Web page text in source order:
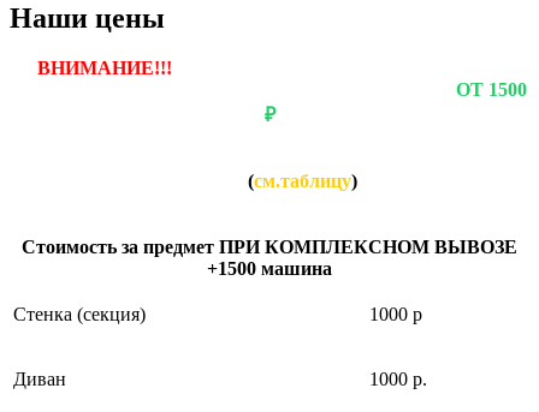
Наши цены
ВНИМАНИЕ!!!
ОТ 1500
₽
(см.таблицу)
Стоимость за предмет ПРИ КОМПЛЕКСНОМ ВЫВОЗЕ
+1500 машина
Cтенка (секция) 1000 р
Диван 1000 р.